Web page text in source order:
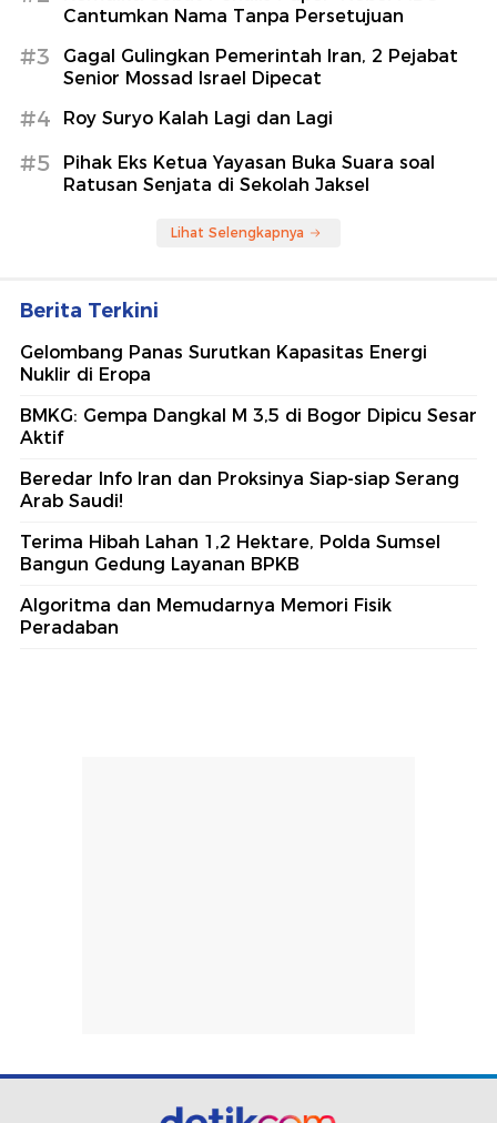
Cantumkan Nama Tanpa Persetujuan
#3
Gagal Gulingkan Pemerintah Iran, 2 Pejabat
Senior Mossad Israel Dipecat
#4 Roy Suryo Kalah Lagi dan Lagi
#5
Pihak Eks Ketua Yayasan Buka Suara soal
Ratusan Senjata di Sekolah Jaksel
Lihat Selengkapnya
Berita Terkini
Gelombang Panas Surutkan Kapasitas Energi
Nuklir di Eropa
BMKG: Gempa Dangkal M 3,5 di Bogor Dipicu Sesar
Aktif
Beredar Info Iran dan Proksinya Siap-siap Serang
Arab Saudi!
Terima Hibah Lahan 1,2 Hektare, Polda Sumsel
Bangun Gedung Layanan BPKB
Algoritma dan Memudarnya Memori Fisik
Peradaban